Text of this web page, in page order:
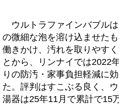
ウルトラファインバブル
の微細な泡を溶け込ませた
働きかけ、汚れを取りやす
とから、リンナイでは2022
りの防汚・家事負担軽減に
た。評判はすこぶる良く、
湯器は25年11月で累計で15